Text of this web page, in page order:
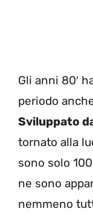
Gli anni 80′
periodo
Sviluppato
tornato alla
sono solo
ne sono
nemmeno